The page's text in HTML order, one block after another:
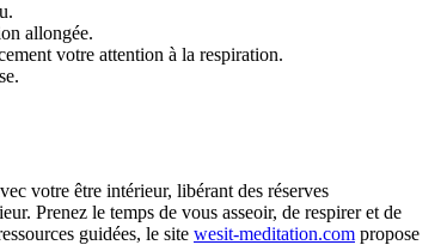
allongée.
votre attention à la respiration.
votre être intérieur, libérant des réserves
Prenez le temps de vous asseoir, de respirer et de
guidées, le site wesit-meditation.com propose